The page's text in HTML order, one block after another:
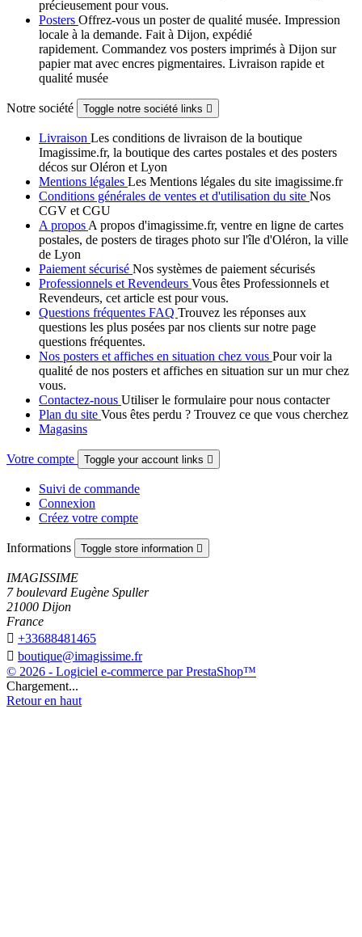
précieusement pour vous.
Posters Offrez-vous un poster de qualité musée. Impression
locale à la demande. Fait à Dijon, expédié
rapidement. Commandez vos posters imprimés à Dijon sur
papier mat avec encres pigmentaires. Livraison rapide et
qualité musée
Notre société Toggle notre société links 
Livraison Les conditions de livraison de la boutique
Imagissime.fr, la boutique des cartes postales et des posters
décos sur Oléron et Lyon
Mentions légales Les Mentions légales du site imagissime.fr
Conditions générales de ventes et d'utilisation du site Nos
CGV et CGU
A proposA propos d'imagissime.fr, ventre en ligne de cartes
postales, de posters de tirages photo sur l'île d'Oléron, la ville
de Lyon
Paiement sécurisé Nos systèmes de paiement sécurisés
Professionnels et Revendeurs Vous êtes Professionnels et
Revendeurs, cet article est pour vous.
Questions fréquentes FAQ Trouvez les réponses aux
questions les plus posées par nos clients sur notre page
questions fréquentes.
Nos posters et affiches en situation chez vous Pour voir la
qualité de nos posters et affiches en situation sur un mur chez
vous.
Contactez-nous Utiliser le formulaire pour nous contacter
Plan du site Vous êtes perdu ? Trouvez ce que vous cherchez
Magasins
Votre compte Toggle your account links 
Suivi de commande
Connexion
Créez votre compte
Informations Toggle store information 
IMAGISSIME
7 boulevard Eugène Spuller
21000 Dijon
France
 +33688481465
 boutique@imagissime.fr
© 2026 - Logiciel e-commerce par PrestaShop™
Chargement...
Retour en haut